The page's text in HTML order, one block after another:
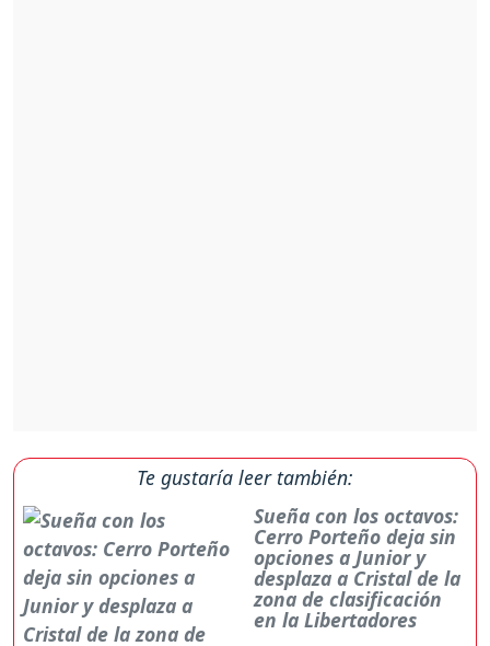
Te gustaría leer también:
Sueña con los octavos:
Cerro Porteño deja sin
opciones a Junior y
desplaza a Cristal de la
zona de clasificación
en la Libertadores